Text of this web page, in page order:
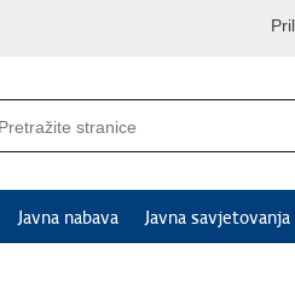
Javna nabava Javna savjetovanja